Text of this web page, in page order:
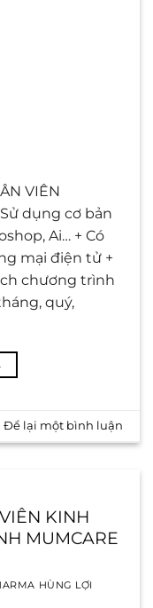
VIÊN
dụng cơ bản
Ai… + Có
mại điện tử +
chương trình
quý,
Để lại một bình luận
KINH
MUMCARE
HÙNG LỢI